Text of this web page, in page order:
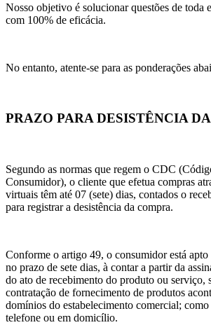
Nosso objetivo é solucionar questões de toda
com 100% de eficácia.
No entanto, atente-se para as ponderações
PRAZO PARA DESISTÊNCIA
Segundo as normas que regem o CDC
Consumidor), o cliente que efetua compras
virtuais têm até 07 (sete) dias, contados o
para registrar a desistência da compra.
Conforme o artigo 49, o consumidor está
no prazo de sete dias, à contar a partir da
do ato de recebimento do produto ou serviço,
contratação de fornecimento de produtos
domínios do estabelecimento comercial;
telefone ou em domicílio.